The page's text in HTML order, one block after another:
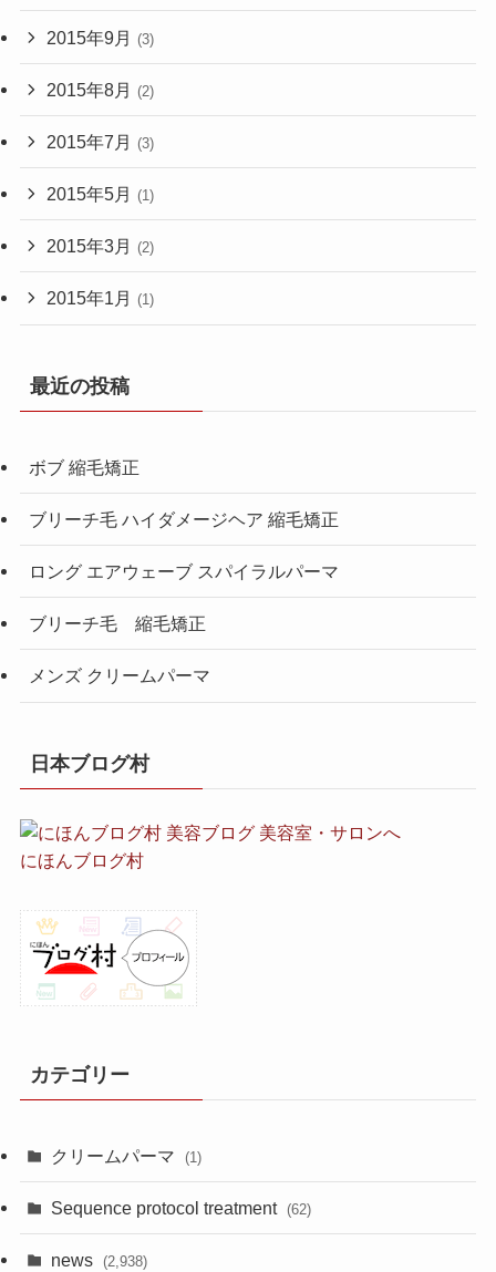
2015年9月 (3)
2015年8月 (2)
2015年7月 (3)
2015年5月 (1)
2015年3月 (2)
2015年1月 (1)
最近の投稿
ボブ 縮毛矯正
ブリーチ毛 ハイダメージヘア 縮毛矯正
ロング エアウェーブ スパイラルパーマ
ブリーチ毛 縮毛矯正
メンズ クリームパーマ
日本ブログ村
にほんブログ村
カテゴリー
クリームパーマ (1)
Sequence protocol treatment (62)
news (2,938)